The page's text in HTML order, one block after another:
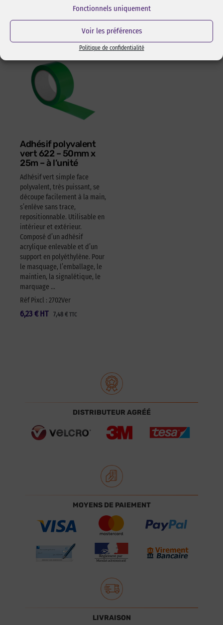
Fonctionnels uniquement
Voir les préférences
Politique de confidentialité
Réf Pixcl : ALISPIXSPR005
4,05€ 4,86€TTC
HT
Adhésif polyvalent
vert 622 – 50mm x
25m – à l’unité
Adhésif vert simple face
polyvalent, très puissant, se
découpe facilement à la main,
s’enlève sans trace,
repositionnable. Utilisable en
intérieur et extérieur.
Composé d’un adhésif
acrylique enlevable et d’un
support en polyéthylène. Pour
le masquage, l’emballage, le
maintien, la signalétique, le
marquage …
Réf Pixcl : 2702Ver
6,23 € 7,48 € TTC
HT
DISTRIBUTEUR AGRÉÉ
MOYENS DE PAIEMENT
LIVRAISON